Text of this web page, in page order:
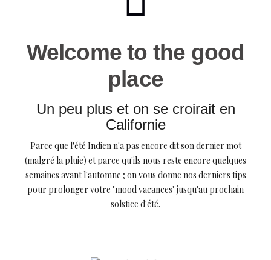
Welcome to the good
place
Un peu plus et on se croirait en
Californie
Parce que l'été Indien n'a pas encore dit son dernier mot
(malgré la pluie) et parce qu'ils nous reste encore quelques
semaines avant l'automne ; on vous donne nos derniers tips
pour prolonger votre "mood vacances" jusqu'au prochain
solstice d'été.